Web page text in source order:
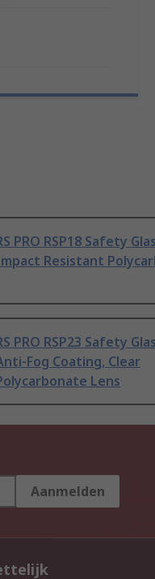
PRO RSP18 Safety
Resistant
PRO RSP23 Safety
Fog Coating, Clear
Lens
Aanmelden